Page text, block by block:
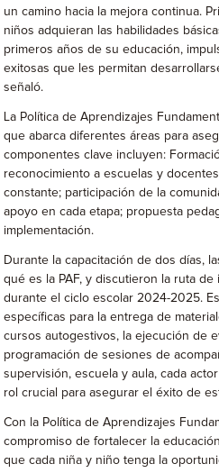
un camino hacia la mejora continua.
niños adquieran las habilidades
primeros años de su educación,
exitosas que les permitan
señaló.
La Política de Aprendizajes
que abarca diferentes áreas para
componentes clave incluyen:
reconocimiento a escuelas y
constante; participación de la
apoyo en cada etapa; propuesta
implementación.
Durante la capacitación de dos días,
qué es la PAF, y discutieron la ruta
durante el ciclo escolar 2024-2025.
específicas para la entrega de
cursos autogestivos, la ejecución de
programación de sesiones de
supervisión, escuela y aula, cada
rol crucial para asegurar el éxito de
Con la Política de Aprendizajes
compromiso de fortalecer la
que cada niña y niño tenga la